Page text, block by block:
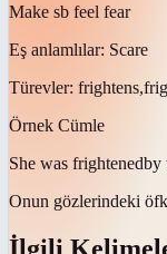
Make sb feel fear
Eş anlamlılar: Scare
Türevler:
Örnek Cümle
She was frightenedby
Onun gözlerindeki
İlgili